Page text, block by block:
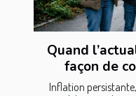
Quand
façon de
Inflation